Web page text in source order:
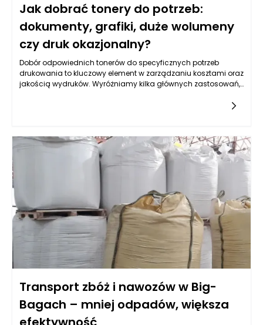
Jak dobrać tonery do potrzeb:
dokumenty, grafiki, duże wolumeny
czy druk okazjonalny?
Dobór odpowiednich tonerów do specyficznych potrzeb
drukowania to kluczowy element w zarządzaniu kosztami oraz
jakością wydruków. Wyróżniamy kilka głównych zastosowań,
rezultat. W tym artykule postaramy się dokładnie omówić, w
jaki sposób można dobrać tonery do różnych potrzeb, aby
uzyskać jak najlepsze efekty.
Transport zbóż i nawozów w Big-
Bagach – mniej odpadów, większa